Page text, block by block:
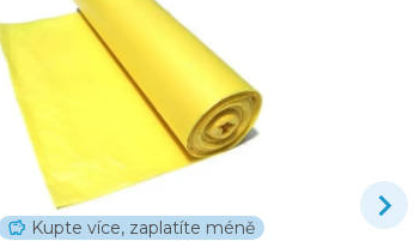
Kupte více, zaplatíte méně